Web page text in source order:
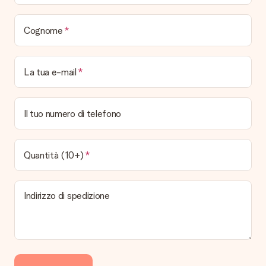
continuamente aggiornate e attendibili.
Quali sono i tempi di consegna e quando riceverò il mio
regalo?
I tempi di consegna sono consultabili direttamente sulla pagina
del prodotto desiderato. Le date indicate sono previste in
base ai tempi di consegna indicati dal corriere.
Quali sono le opzioni di consegna disponibili?
sill'opzione da selezionare contatta il nostro servizio clienti.
Pagamento
Come posso pagare il mio ordine?
É possibile scegliere tra le seguenti modalità di pagamento:
Regalo ricevuto
Cognome
La tua e-mail
Il tuo numero di telefono
Quantità (10+)
Indirizzo di spedizione